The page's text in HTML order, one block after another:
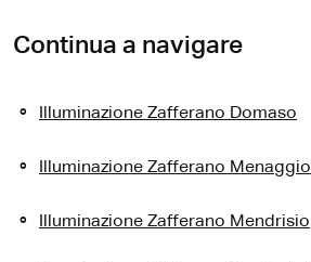
Continua a navigare
Illuminazione Zafferano Domaso
Illuminazione Zafferano Menaggio
Illuminazione Zafferano Mendrisio